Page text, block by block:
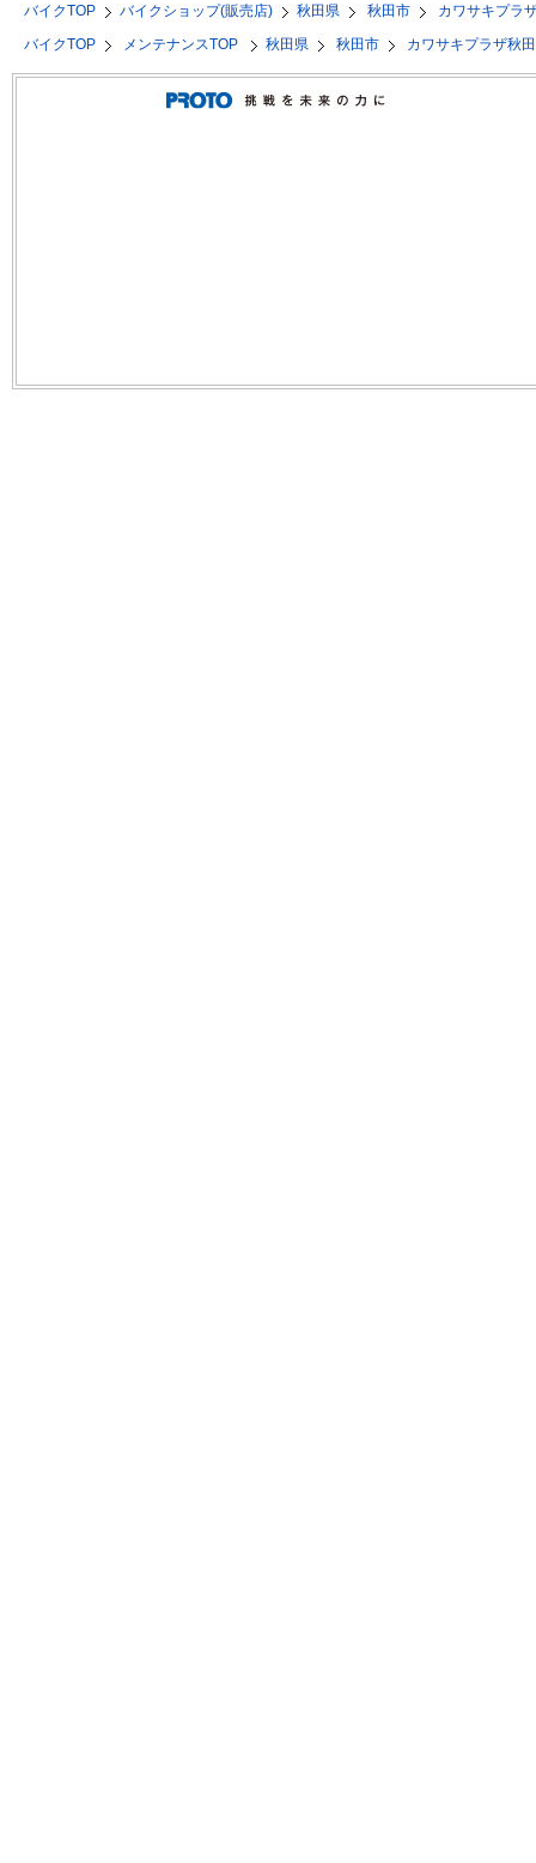
バイクTOP バイクショップ(販売店) 秋田県 秋田市
カワサキプラ
バイクTOP
メンテナンスTOP 秋田県 秋田市 カワサキプラザ秋